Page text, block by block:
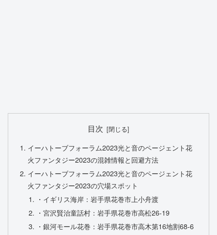
目次
イーハトーブフォーラム2023光と音のページェント花
火ファンタジー2023の混雑情報と回避方法
イーハトーブフォーラム2023光と音のページェント花
火ファンタジー2023の穴場スポット
・イギリス海岸：岩手県花巻市上小舟渡
・宮沢賢治童話村：岩手県花巻市高松26-19
・銀河モール花巻：岩手県花巻市高木第16地割68-6